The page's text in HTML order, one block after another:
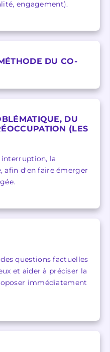
engagement).
DU CO-
DU
(LES
interruption, la
afin d'en faire émerger
questions factuelles
et aider à préciser la
immédiatement